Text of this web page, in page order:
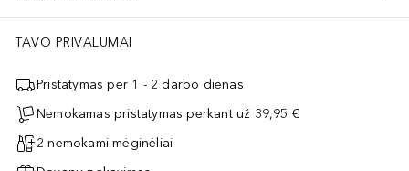
TAVO PRIVALUMAI
Pristatymas per 1 - 2 darbo dienas
Nemokamas pristatymas perkant už 39,95 €
2 nemokami mėginėliai